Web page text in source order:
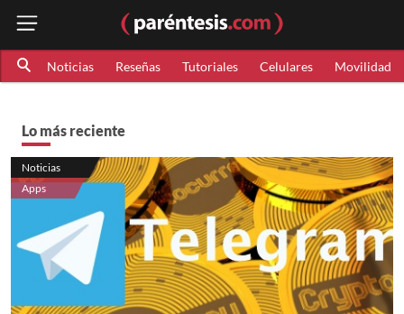
Noticias Reseñas Tutoriales Celulares Movilidad
Lo más reciente
Noticias
Apps